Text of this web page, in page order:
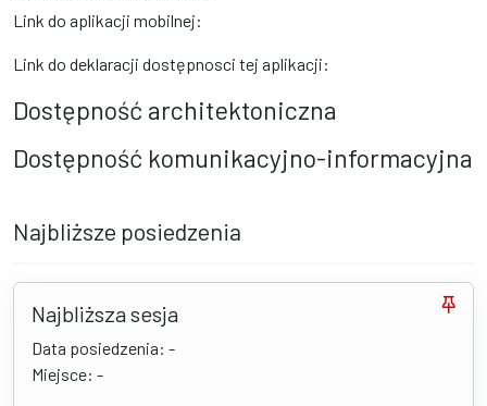
Link do aplikacji mobilnej:
Link do deklaracji dostępnosci tej aplikacji:
Dostępność architektoniczna
Dostępność komunikacyjno-informacyjna
Najbliższe posiedzenia
Najbliższa sesja
Data posiedzenia: -
Miejsce: -